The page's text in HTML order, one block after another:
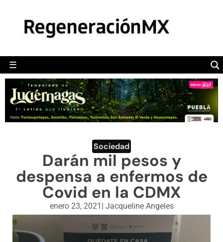
☰
POLÍTICA
CAMALEÓN
OPINIÓN
DEPORTES
ENGLISH SECTION
VIDEOS
Sociedad
Darán mil pesos y
despensa a enfermos de
Covid en la CDMX
enero 23, 2021 | Jacqueline Angeles